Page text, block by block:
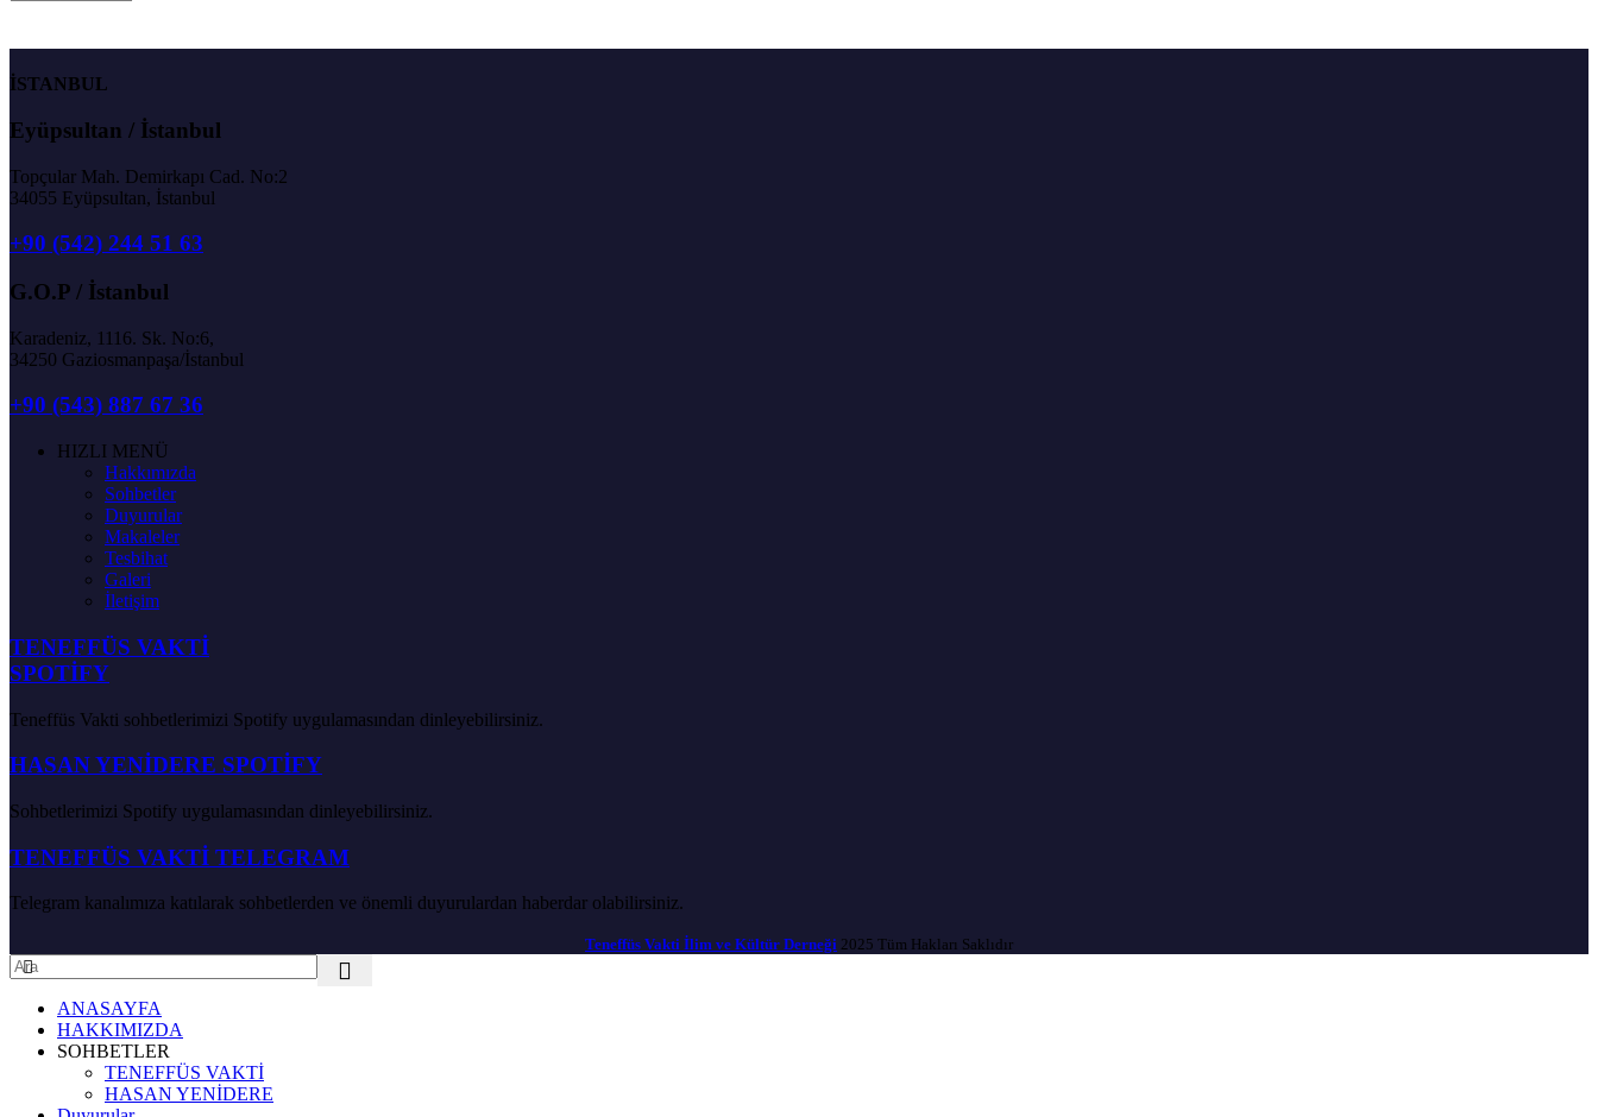
İSTANBUL
Eyüpsultan / İstanbul
Topçular Mah. Demirkapı Cad. No:2
34055 Eyüpsultan, İstanbul
+90 (542) 244 51 63
G.O.P / İstanbul
Karadeniz, 1116. Sk. No:6,
34250 Gaziosmanpaşa/İstanbul
+90 (543) 887 67 36
HIZLI MENÜ
Hakkımızda
Sohbetler
Duyurular
Makaleler
Tesbihat
Galeri
İletişim
TENEFFÜS VAKTİ
SPOTİFY
Teneffüs Vakti sohbetlerimizi Spotify uygulamasından dinleyebilirsiniz.
HASAN YENİDERE SPOTİFY
Sohbetlerimizi Spotify uygulamasından dinleyebilirsiniz.
TENEFFÜS VAKTİ TELEGRAM
Telegram kanalımıza katılarak sohbetlerden ve önemli duyurulardan haberdar olabilirsiniz.
Teneffüs Vakti İlim ve Kültür Derneği 2025 Tüm Hakları Saklıdır
ANASAYFA
HAKKIMIZDA
SOHBETLER
TENEFFÜS VAKTİ
HASAN YENİDERE